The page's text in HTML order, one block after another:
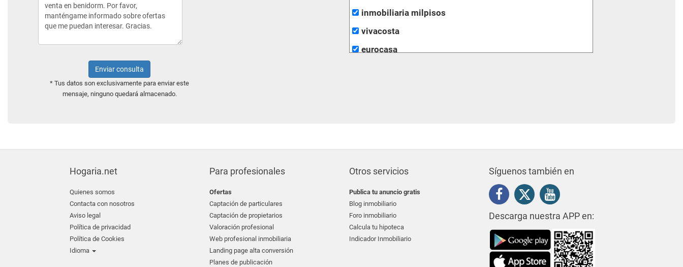
Enviar consulta
* Tus datos son exclusivamente para enviar este
mensaje, ninguno quedará almacenado.
inmobiliaria milpisos
vivacosta
eurocasa
Hogaria.net
Quienes somos
Contacta con nosotros
Aviso legal
Política de privacidad
Política de Cookies
Idioma
Para profesionales
Ofertas
Captación de particulares
Captación de propietarios
Valoración profesional
Web profesional inmobiliaria
Landing page alta conversión
Planes de publicación
Otros servicios
Publica tu anuncio gratis
Blog inmobiliario
Foro inmobiliario
Calcula tu hipoteca
Indicador Inmobiliario
Síguenos también en
Descarga nuestra APP en: